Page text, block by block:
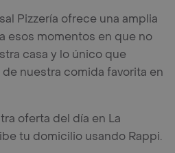
Pizzería ofrece una amplia
esos momentos en que no
casa y lo único que
nuestra comida favorita en
oferta del día en La
tu domicilio usando Rappi.